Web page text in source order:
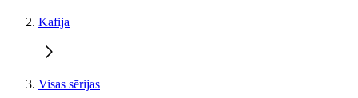
Kafija
Visas sērijas